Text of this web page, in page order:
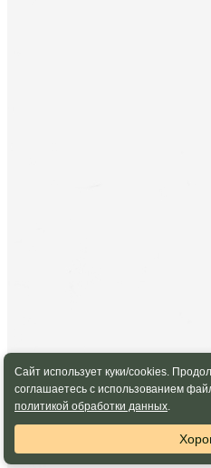
Сайт использует куки/cookies.
соглашаетесь с использованием
политикой обработки данных.